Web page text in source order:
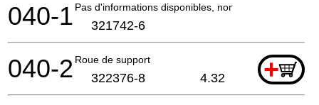
Pas d'informations disponibles, non commandable
040-1 321742-6
Roue de support +
040-2 322376-8 4.32